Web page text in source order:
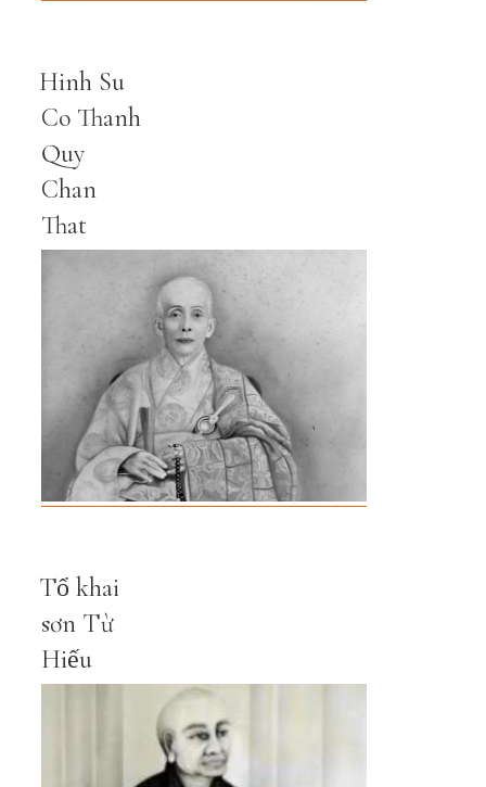
Hinh Su
Co Thanh
Quy
Chan
That
Tổ khai
sơn Từ
Hiếu